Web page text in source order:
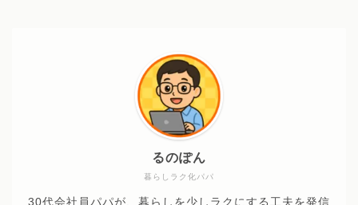
暮らしラク化パパ
るのぽん
30代会社員パパが、暮らしを少しラクにする工夫を発信